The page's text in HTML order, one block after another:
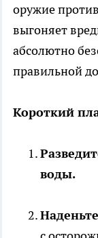
оружие
выгоняет
абсолютно
правильной
Короткий
воды.